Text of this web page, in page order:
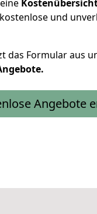
und
das Formular aus
Angebote